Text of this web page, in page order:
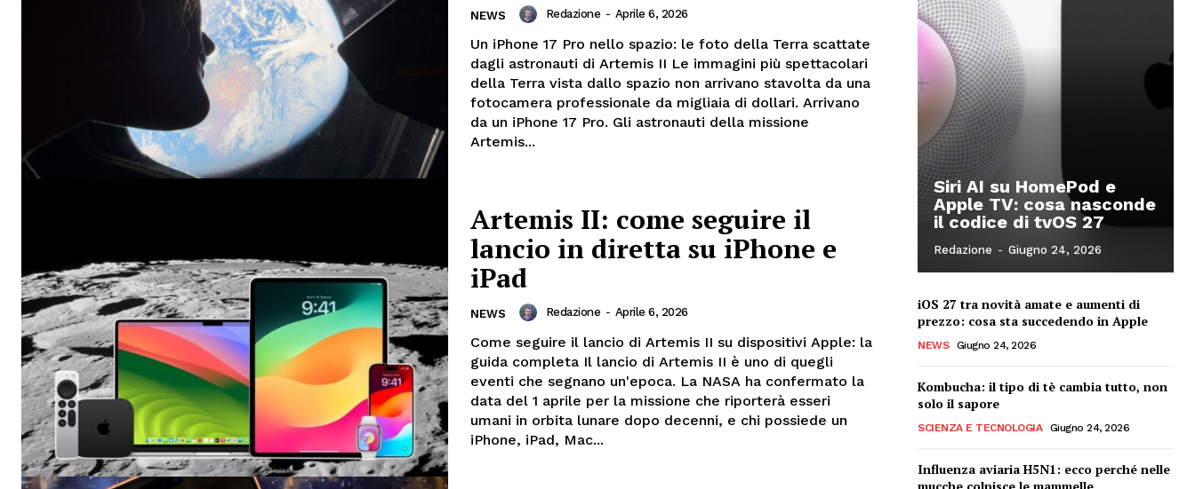
NEWS Redazione - Aprile 6, 2026
Un iPhone 17 Pro nello spazio: le foto della Terra scattate
dagli astronauti di Artemis II Le immagini più spettacolari
della Terra vista dallo spazio non arrivano stavolta da una
fotocamera professionale da migliaia di dollari. Arrivano
da un iPhone 17 Pro. Gli astronauti della missione
Artemis...
Artemis II: come seguire il
lancio in diretta su iPhone e
iPad
NEWS Redazione - Aprile 6, 2026
Come seguire il lancio di Artemis II su dispositivi Apple: la
guida completa Il lancio di Artemis II è uno di quegli
eventi che segnano un'epoca. La NASA ha confermato la
data del 1 aprile per la missione che riporterà esseri
umani in orbita lunare dopo decenni, e chi possiede un
iPhone, iPad, Mac...
Siri AI su HomePod e
Apple TV: cosa nasconde
il codice di tvOS 27
Redazione - Giugno 24, 2026
iOS 27 tra novità amate e aumenti di
prezzo: cosa sta succedendo in Apple
NEWS Giugno 24, 2026
Kombucha: il tipo di tè cambia tutto, non
solo il sapore
SCIENZA E TECNOLOGIA Giugno 24, 2026
Influenza aviaria H5N1: ecco perché nelle